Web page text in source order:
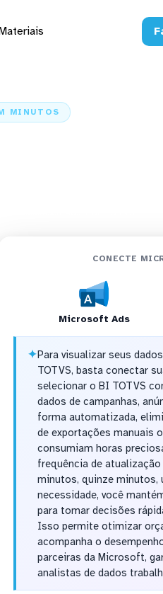
MINUTOS
CONECTE
Microsoft Ads
✦Para visualizar seus
TOTVS, basta conectar
selecionar o BI TOTVS
dados de campanhas,
forma automatizada,
de exportações manuais
consumiam horas
frequência de
minutos, quinze minutos,
necessidade, você
para tomar decisões
Isso permite otimizar
acompanha o
parceiras da Microsoft,
analistas de dados